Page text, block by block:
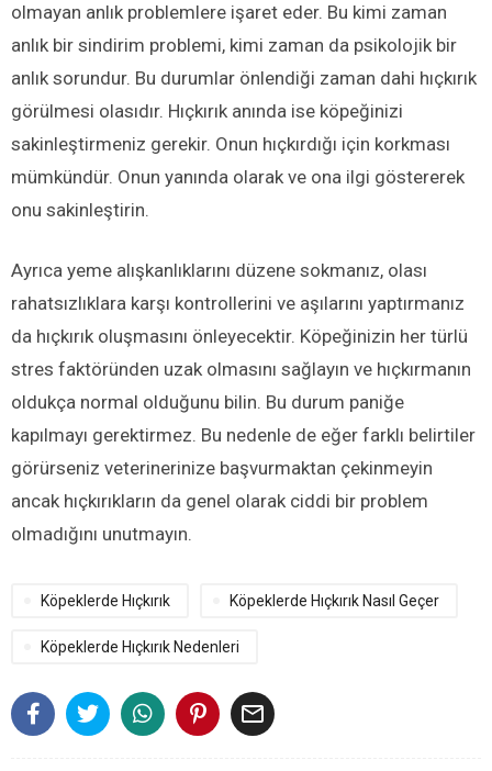

olmayan anlık problemlere işaret eder. Bu kimi zaman
anlık bir sindirim problemi, kimi zaman da psikolojik bir
anlık sorundur. Bu durumlar önlendiği zaman dahi hıçkırık
görülmesi olasıdır. Hıçkırık anında ise köpeğinizi
sakinleştirmeniz gerekir. Onun hıçkırdığı için korkması
mümkündür. Onun yanında olarak ve ona ilgi göstererek
onu sakinleştirin.
Ayrıca yeme alışkanlıklarını düzene sokmanız, olası
rahatsızlıklara karşı kontrollerini ve aşılarını yaptırmanız
da hıçkırık oluşmasını önleyecektir. Köpeğinizin her türlü
stres faktöründen uzak olmasını sağlayın ve hıçkırmanın
oldukça normal olduğunu bilin. Bu durum paniğe
kapılmayı gerektirmez. Bu nedenle de eğer farklı belirtiler
görürseniz veterinerinize başvurmaktan çekinmeyin
ancak hıçkırıkların da genel olarak ciddi bir problem
olmadığını unutmayın.
Köpeklerde Hıçkırık Köpeklerde Hıçkırık Nasıl Geçer
Köpeklerde Hıçkırık Nedenleri